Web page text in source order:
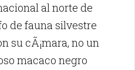
al norte de
de fauna silvestre
su cÃ¡mara, no un
macaco negro